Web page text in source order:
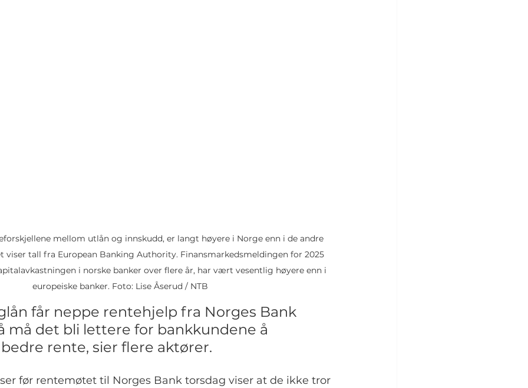
mellom utlån og innskudd, er langt høyere i Norge enn i de andre
viser tall fra European Banking Authority. Finansmarkedsmeldingen for 2025
i norske banker over flere år, har vært vesentlig høyere enn i
europeiske banker. Foto: Lise Åserud / NTB
får neppe rentehjelp fra Norges Bank
må det bli lettere for bankkundene å
rente, sier flere aktører.
før rentemøtet til Norges Bank torsdag viser at de ikke tror